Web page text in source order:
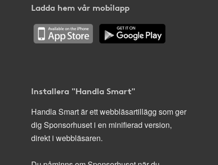
Ladda hem vår mobilapp
Installera "Handla Smart"
Handla Smart är ett webbläsartillägg som ger
dig Sponsorhuset i en minifierad version,
direkt i webbläsaren.